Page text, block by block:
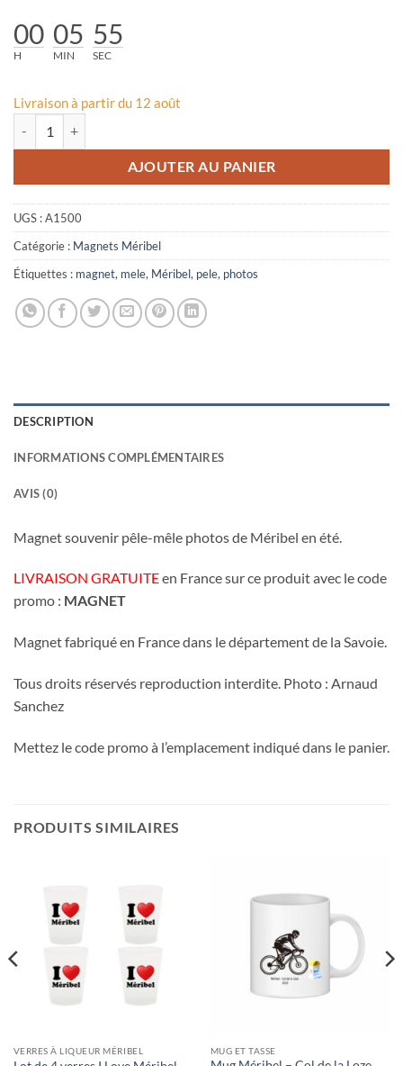
00
H
05
MIN
55
SEC
Livraison à partir du 12 août
AJOUTER AU PANIER
UGS :A1500
Catégorie : Magnets Méribel
Étiquettes : magnet, mele, Méribel, pele, photos
DESCRIPTION
INFORMATIONS COMPLÉMENTAIRES
AVIS (0)
Magnet souvenir pêle-mêle photos de Méribel en été.
LIVRAISON GRATUITEen France sur ce produit avec le code
promo : MAGNET
Magnet fabriqué en France dans le département de la Savoie.
Tous droits réservés reproduction interdite. Photo : Arnaud
Sanchez
Mettez le code promo à l’emplacement indiqué dans le panier.
PRODUITS SIMILAIRES
VERRES À LIQUEUR MÉRIBEL MUG ET TASSE